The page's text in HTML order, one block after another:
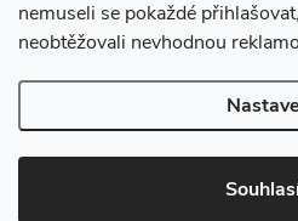
nemuseli se pokaždé
neobtěžovali nevhodnou
Instagram
Vytvořil
e-cigarety.cz.
nastavení